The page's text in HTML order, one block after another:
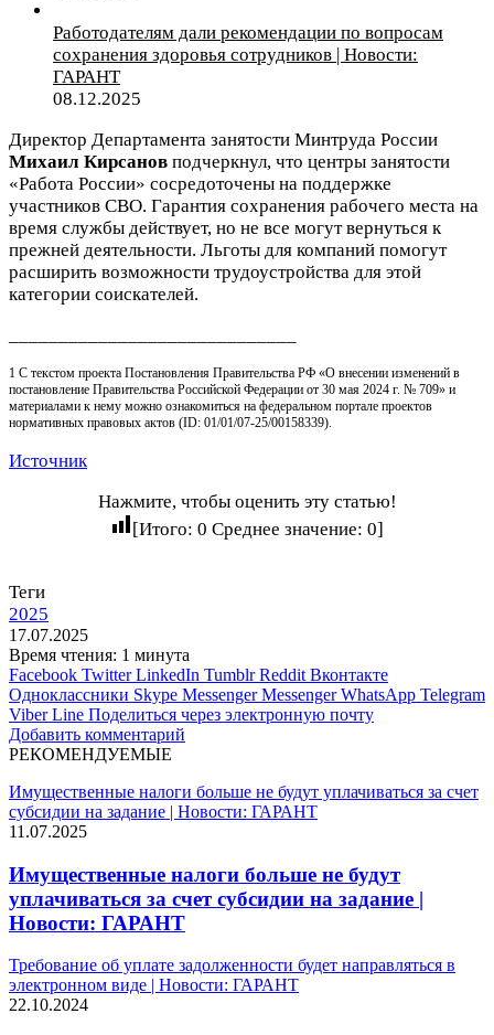
Работодателям дали рекомендации по вопросам
сохранения здоровья сотрудников | Новости:
ГАРАНТ
08.12.2025
Директор Департамента занятости Минтруда России
Михаил Кирсанов подчеркнул, что центры занятости
«Работа России» сосредоточены на поддержке
участников СВО. Гарантия сохранения рабочего места на
время службы действует, но не все могут вернуться к
прежней деятельности. Льготы для компаний помогут
расширить возможности трудоустройства для этой
категории соискателей.
1 С текстом проекта Постановления Правительства РФ «О внесении изменений в
постановление Правительства Российской Федерации от 30 мая 2024 г. № 709» и
материалами к нему можно ознакомиться на федеральном портале проектов
нормативных правовых актов (ID: 01/01/07-25/00158339).
Источник
Нажмите, чтобы оценить эту статью!
[Итого: 0 Среднее значение: 0]
Теги
2025
17.07.2025
Время чтения: 1 минута
Facebook Twitter LinkedIn Tumblr Reddit Вконтакте
Одноклассники Skype Messenger Messenger WhatsApp Telegram
Viber Line Поделиться через электронную почту
Добавить комментарий
РЕКОМЕНДУЕМЫЕ
Имущественные налоги больше не будут уплачиваться за счет
субсидии на задание | Новости: ГАРАНТ
11.07.2025
Имущественные налоги больше не будут
уплачиваться за счет субсидии на задание |
Новости: ГАРАНТ
Требование об уплате задолженности будет направляться в
электронном виде | Новости: ГАРАНТ
22.10.2024